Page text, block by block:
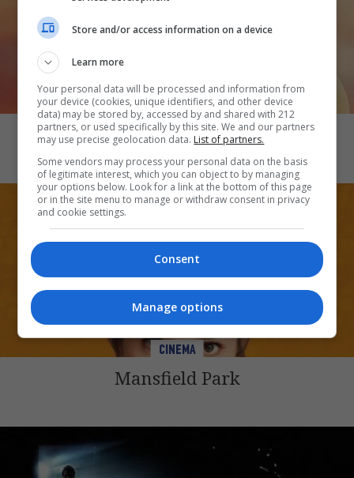
CINEMA
Λογική και ευαισθησία
CINEMA
Mansfield Park
Store and/or access information on a device
Learn more
Your personal data will be processed and information from
your device (cookies, unique identifiers, and other device
data) may be stored by, accessed by and shared with 212
partners, or used specifically by this site. We and our partners
may use precise geolocation data. List of partners.
Some vendors may process your personal data on the basis
of legitimate interest, which you can object to by managing
your options below. Look for a link at the bottom of this page
or in the site menu to manage or withdraw consent in privacy
and cookie settings.
Consent
Manage options